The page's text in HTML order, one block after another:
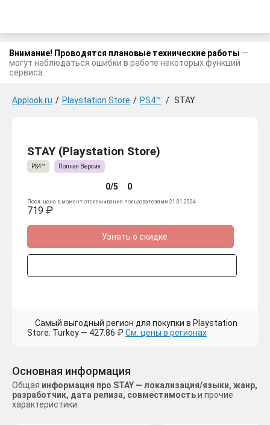
Внимание! Проводятся плановые технические работы —
могут наблюдаться ошибки в работе некоторых функций
сервиса.
Applook.ru / Playstation Store / PS4™ / STAY
STAY (Playstation Store)
PS4™ Полная Версия
0/5 0
Посл. цена в момент отслеживания пользователями 21.01.2024
719 ₽
Узнать о скидке
Самый выгодный регион для покупки в Playstation
Store: Turkey — 427.86 ₽ См. цены в регионах
Основная информация
Общая информация про STAY — локализация/языки, жанр,
разработчик, дата релиза, совместимостьи прочие
характеристики.